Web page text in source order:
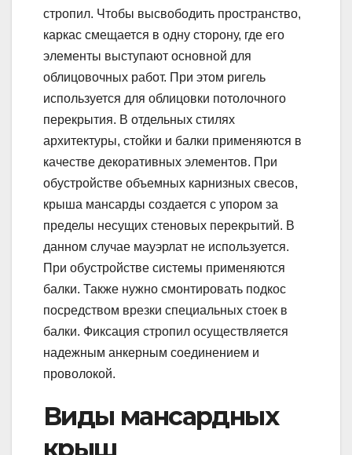
стропил. Чтобы высвободить пространство,
каркас смещается в одну сторону, где его
элементы выступают основной для
облицовочных работ. При этом ригель
используется для облицовки потолочного
перекрытия. В отдельных стилях
архитектуры, стойки и балки применяются в
качестве декоративных элементов. При
обустройстве объемных карнизных свесов,
крыша мансарды создается с упором за
пределы несущих стеновых перекрытий. В
данном случае мауэрлат не используется.
При обустройстве системы применяются
балки. Также нужно смонтировать подкос
посредством врезки специальных стоек в
балки. Фиксация стропил осуществляется
надежным анкерным соединением и
проволокой.
Виды мансардных
крыш